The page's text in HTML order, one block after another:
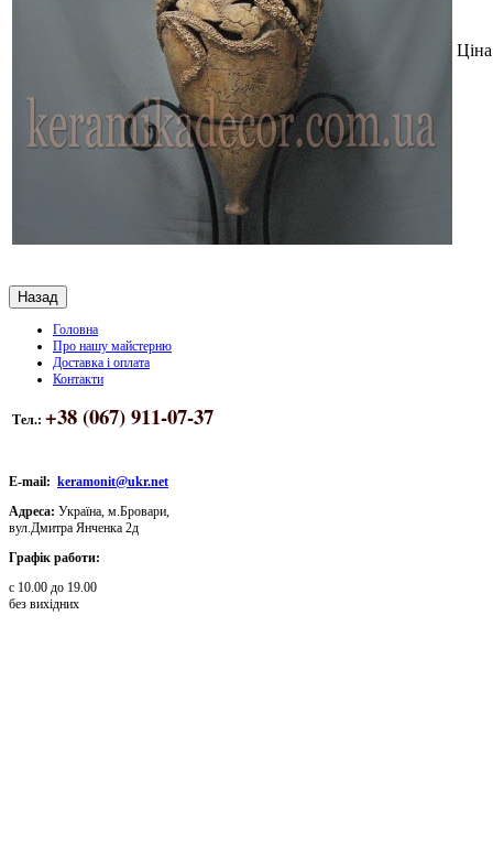
Головна
Про нашу майстерню
Доставка і оплата
Контакти
Тел.: +38 (067) 911-07-37
E-mail: keramonit@ukr.net
Адреса: Україна, м.Бровари,
вул.Дмитра Янченка 2д
Графік работи:
с 10.00 до 19.00
без вихідних